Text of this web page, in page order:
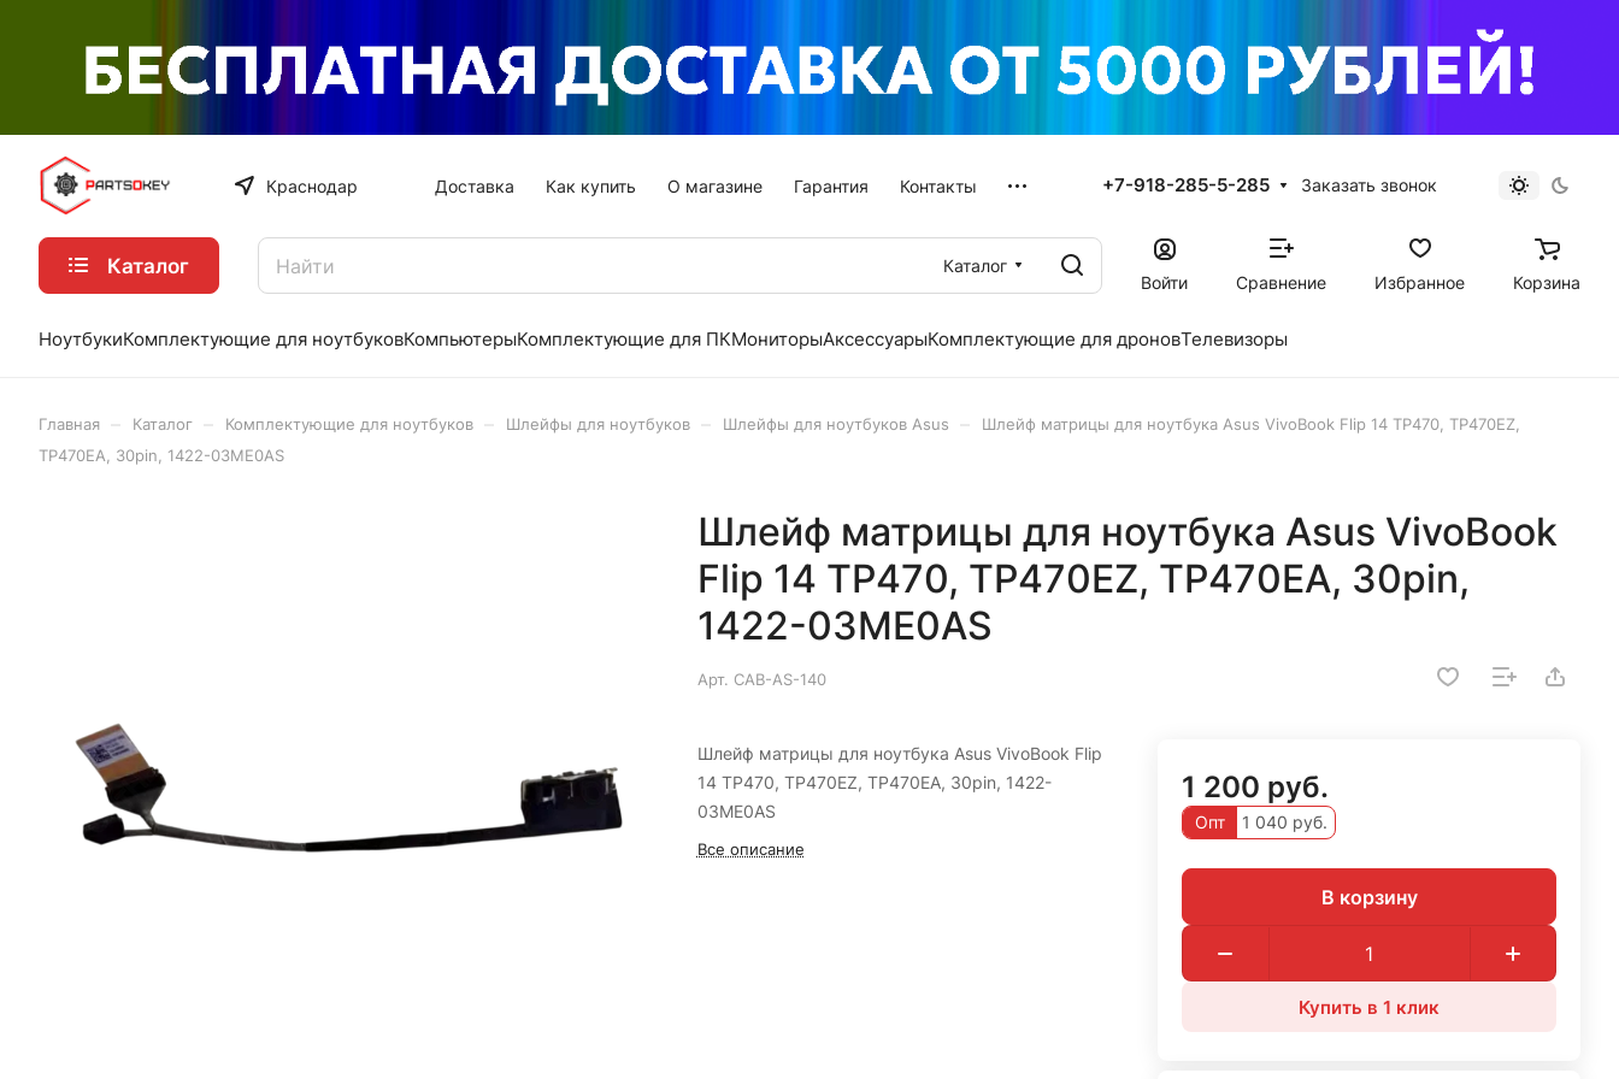
Краснодар Доставка Как купить О магазине Гарантия Контакты +7-918-285-5-285 Заказать звонок
Каталог
Каталог
Войти
Сравнение Избранное Корзина
НоутбукиКомплектующие для ноутбуковКомпьютерыКомплектующие для ПКМониторыАксессуарыКомплектующие для дроновТелевизоры
Главная Каталог Комплектующие для ноутбуков Шлейфы для ноутбуков Шлейфы для ноутбуков Asus
Шлейф матрицы для ноутбука Asus VivoBook Flip 14 TP470, TP470EZ,
TP470EA, 30pin, 1422-03ME0AS
Шлейф матрицы для ноутбука Asus VivoBook
Flip 14 TP470, TP470EZ, TP470EA, 30pin,
1422-03ME0AS
Арт. CAB-AS-140
Шлейф матрицы для ноутбука Asus VivoBook Flip
14 TP470, TP470EZ, TP470EA, 30pin, 1422-
03ME0AS
Все описание
1 200 руб.
Опт 1 040 руб.
В корзину
Купить в 1 клик